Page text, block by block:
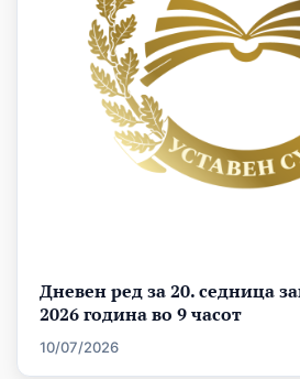
Дневен ред за 20. седница
2026 година во 9 часот
10/07/2026